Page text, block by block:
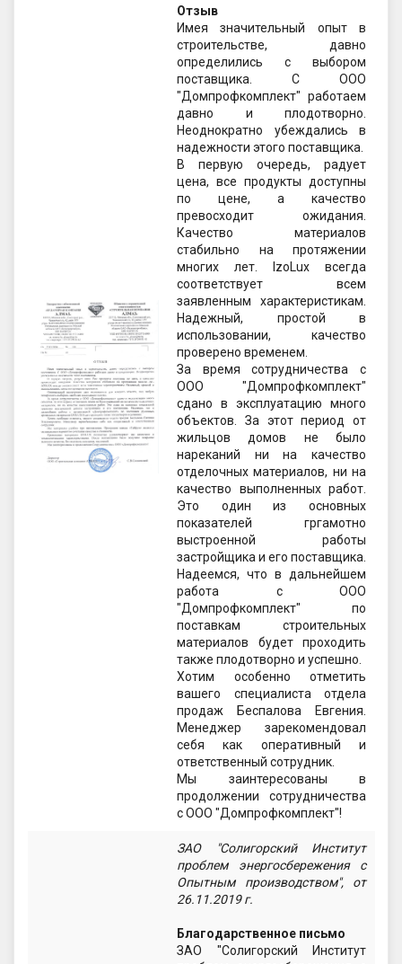
Отзыв
Имея значительный опыт в
строительстве, давно
определились с выбором
поставщика. С ООО
"Домпрофкомплект" работаем
давно и плодотворно.
Неоднократно убеждались в
надежности этого поставщика.
В первую очередь, радует
цена, все продукты доступны
по цене, а качество
превосходит ожидания.
Качество материалов
стабильно на протяжении
многих лет. IzoLux всегда
соответствует всем
заявленным характеристикам.
Надежный, простой в
использовании, качество
проверено временем.
За время сотрудничества с
ООО "Домпрофкомплект"
сдано в эксплуатацию много
объектов. За этот период от
жильцов домов не было
нареканий ни на качество
отделочных материалов, ни на
качество выполненных работ.
Это один из основных
показателей гргамотно
выстроенной работы
застройщика и его поставщика.
Надеемся, что в дальнейшем
работа с ООО
"Домпрофкомплект" по
поставкам строительных
материалов будет проходить
также плодотворно и успешно.
Хотим особенно отметить
вашего специалиста отдела
продаж Беспалова Евгения.
Менеджер зарекомендовал
себя как оперативный и
ответственный сотрудник.
Мы заинтересованы в
продолжении сотрудничества
с ООО "Домпрофкомплект"!
ЗАО "Солигорский Институт
проблем энергосбережения с
Опытным производством", от
26.11.2019 г.
Благодарственное письмо
ЗАО "Солигорский Институт